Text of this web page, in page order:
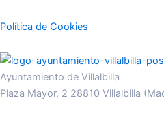
Política de Cookies
Ayuntamiento de Villalbilla
Plaza Mayor, 2 28810 Villalbilla